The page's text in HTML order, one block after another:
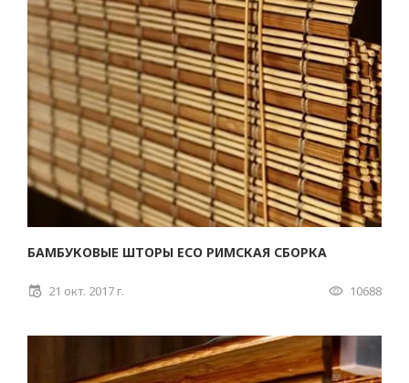
БАМБУКОВЫЕ ШТОРЫ ECO РИМСКАЯ СБОРКА
21 окт. 2017 г. 10688